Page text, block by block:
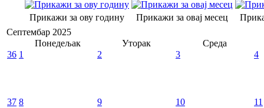
Прикажи за ову годину Прикажи за овај месец
Септембар 2025
Понедељак
Уторак
Среда
36 1 2 3 4
37 8 9 10 11